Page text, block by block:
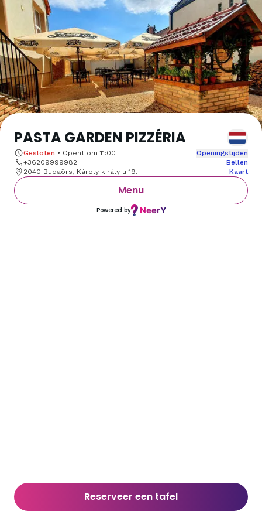
PASTA GARDEN PIZZÉRIA
Gesloten • Opent om 11:00
Openingstijden
+36209999982
Bellen
2040 Budaörs, Károly király u 19.
Kaart
Menu
Powered by
Reserveer een tafel